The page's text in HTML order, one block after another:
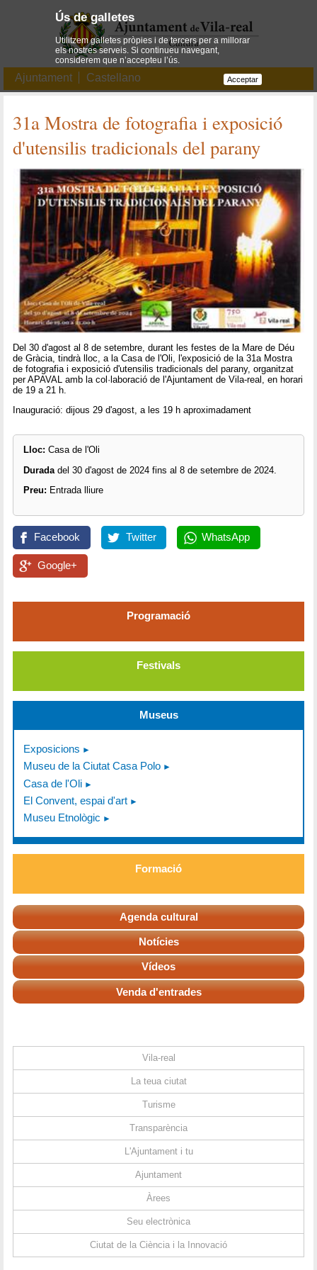
Ajuntament Castellano
31a Mostra de fotografia i exposició
d'utensilis tradicionals del parany
Del 30 d'agost al 8 de setembre, durant les festes de la Mare de Déu
de Gràcia, tindrà lloc, a la Casa de l'Oli, l'exposició de la 31a Mostra
de fotografia i exposició d'utensilis tradicionals del parany, organitzat
per APAVAL amb la col·laboració de l'Ajuntament de Vila-real, en horari
de 19 a 21 h.
Inauguració: dijous 29 d'agost, a les 19 h aproximadament
Lloc: Casa de l'Oli
Durada del 30 d'agost de 2024 fins al 8 de setembre de 2024.
Preu: Entrada lliure
Facebook Twitter WhatsApp
Google+
Programació
Festivals
Museus
Exposicions
Museu de la Ciutat Casa Polo
Casa de l'Oli
El Convent, espai d'art
Museu Etnològic
Formació
Agenda cultural
Notícies
Vídeos
Venda d'entrades
Vila-real
La teua ciutat
Turisme
Transparència
L'Ajuntament i tu
Ajuntament
Àrees
Seu electrònica
Ciutat de la Ciència i la Innovació
Ús de galletes
Utilitzem galletes pròpies i de tercers per a millorar
els nostres serveis. Si continueu navegant,
considerem que n’accepteu l’ús.
Acceptar